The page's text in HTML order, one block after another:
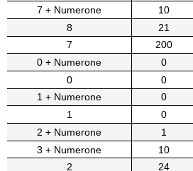
7 + Numerone
10
8
21
7
200
0 + Numerone
0
0
0
1 + Numerone
0
1
0
2 + Numerone
1
3 + Numerone
10
2
24